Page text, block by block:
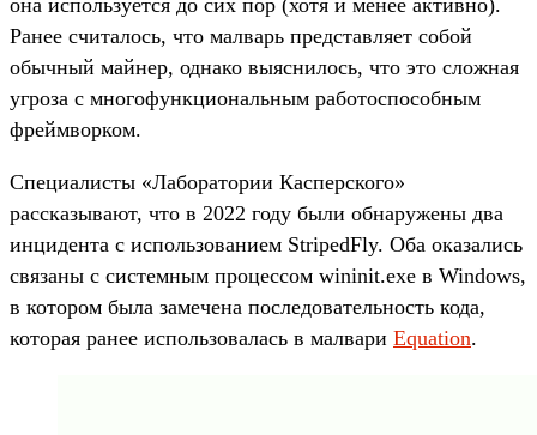
Ранее считалось, что малварь представляет собой
обычный майнер, однако выяснилось, что это сложная
угроза с многофункциональным работоспособным
фреймворком.
Специалисты «Лаборатории Касперского»
рассказывают, что в 2022 году были обнаружены два
инцидента с использованием StripedFly. Оба оказались
связаны с системным процессом wininit.exe в Windows,
в котором была замечена последовательность кода,
которая ранее использовалась в малвари Equation.